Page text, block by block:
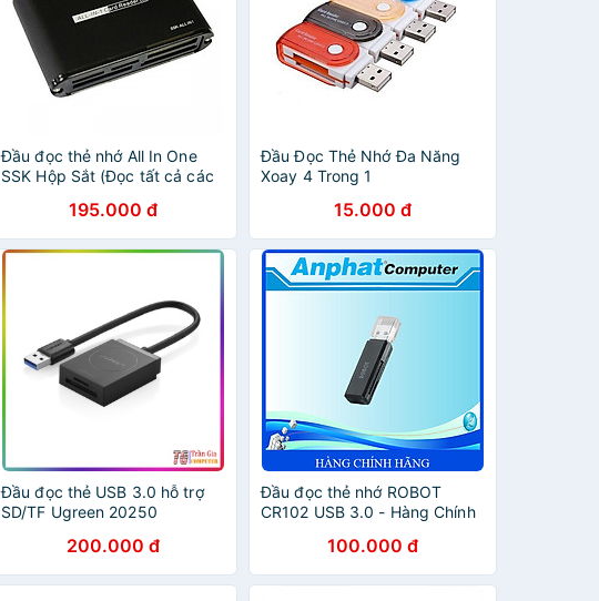
Đầu đọc thẻ nhớ All In One
SSK Hộp Sắt (Đọc tất cả các
195.000 đ
Đầu Đọc Thẻ Nhớ Đa Năng
Xoay 4 Trong 1
15.000 đ
Đầu đọc thẻ USB 3.0 hỗ trợ
SD/TF Ugreen 20250
200.000 đ
Đầu đọc thẻ nhớ ROBOT
CR102 USB 3.0 - Hàng Chính
100.000 đ